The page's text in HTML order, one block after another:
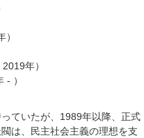
年）
- ）
ていたが、1989年以降、正式
は、民主社会主義の理想を支